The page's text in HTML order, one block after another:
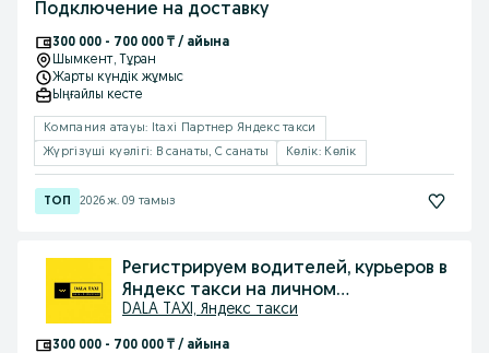
Подключение на доставку
300 000 - 700 000 ₸ / айына
Шымкент, Тұран
Жарты күндік жұмыс
Ыңғайлы кесте
Компания атауы: Itaxi Партнер Яндекс такси
Жүргізуші куәлігі: B санаты, C санаты
Көлік: Көлік
2026 ж. 09 тамыз
Регистрируем водителей, курьеров в
Яндекс такси на личном
авто,скутере
DALA TAXI, Яндекс такси
300 000 - 700 000 ₸ / айына